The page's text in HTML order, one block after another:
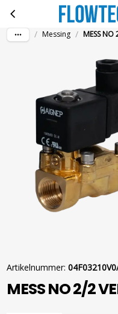
Ga naar hoofdinhoud
MESS NO 2/2
/ Messing / MESS
Artikelnummer:
MESS NO 2/2